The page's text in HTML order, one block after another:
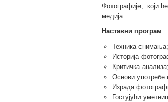
Фотографије, који
медија.
Наставни програм:
Техника снимања;
Историја
Критичка анализа;
Основи употребе
Израда
Гостујући